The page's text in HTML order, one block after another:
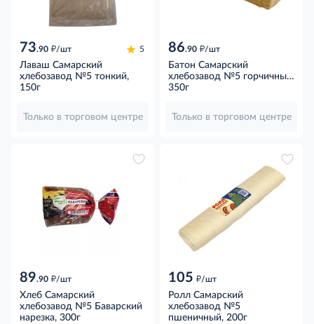
73.90 д/шт 5
Лаваш Самарский
хлебозавод №5 тонкий,
150г
Только в торговом центре
86.90 д/шт
Батон Самарский
хлебозавод №5 горчичный
нарезной пшеничный
350г
Только в торговом центре
89.90 д/шт
Хлеб Самарский
хлебозавод №5 Баварский
нарезка, 300г
105 д/шт
Ролл Самарский
хлебозавод №5
пшеничный, 200г